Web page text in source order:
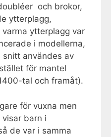
och brokor,
ytterplagg,
varma ytterplagg var
i modellerna,
snitt användes av
för mantel
tal och framåt).
för vuxna men
barn i
de var i samma